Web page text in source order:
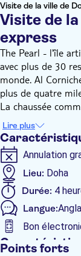
Visite de la ville de
Visite de
express
The Pearl - l'île
avec plus de 30
monde. Al
plus de quatre
La chaussée
jusqu'au nouveau
Entre les deux,
équipements
le parc MIA.
culturelles,
opéras, des
manière à
quelques
Lire plus
Annulation
Lieu: Doha
Durée: 4
Langue:
Bon
Points forts